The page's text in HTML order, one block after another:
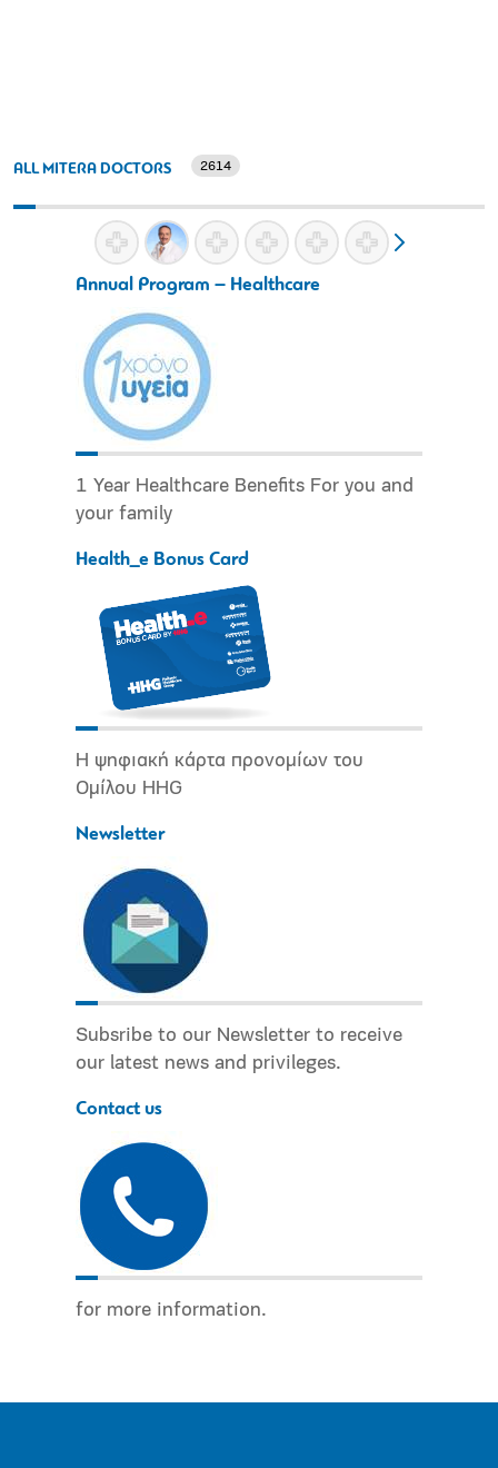
ALL MITERA DOCTORS 2614
Annual Program – Healthcare
1 Year Healthcare Benefits For you and
your family
Health_e Bonus Card
Η ψηφιακή κάρτα προνομίων του
Ομίλου HHG
Newsletter
Subsribe to our Newsletter to receive
our latest news and privileges.
Contact us
for more information.